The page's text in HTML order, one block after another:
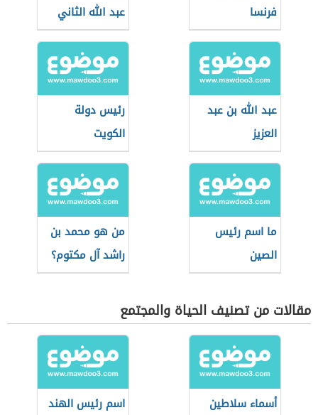
فرنسا
عبد الله الثاني
عبد الله بن عبد
العزيز
رئيس دولة
الكويت
ما اسم رئيس
الصين
من هو محمد بن
راشد آل مكتوم؟
مقالات من تصنيف الحياة والمجتمع
أسماء سلاطين
اسم رئيس الهند